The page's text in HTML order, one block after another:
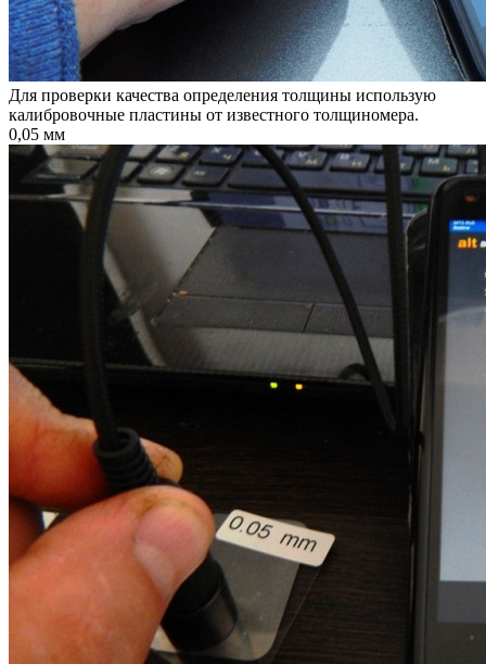
Для проверки качества определения толщины использую
калибровочные пластины от известного толщиномера.
0,05 мм